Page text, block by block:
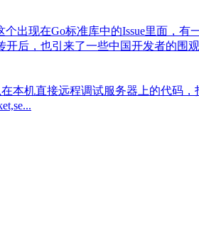
出现在Go标准库中的Issue里面，有
开后，也引来了一些中国开发者的围
本机直接远程调试服务器上的代码